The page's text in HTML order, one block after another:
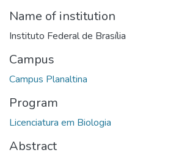
Name of institution
Instituto Federal de Brasília
Campus
Campus Planaltina
Program
Licenciatura em Biologia
Abstract